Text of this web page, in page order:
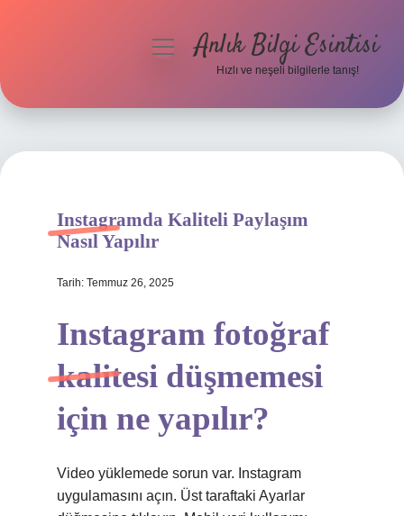
Hakkımızda
menüyüAnlık Bilgi Esintisi
Hızlı ve neşeli bilgilerle tanış!
Instagramda Kaliteli Paylaşım
Nasıl Yapılır
Tarih: Temmuz 26, 2025
Instagram fotoğraf
kalitesi düşmemesi
için ne yapılır?
Video yüklemede sorun var. Instagram
uygulamasını açın. Üst taraftaki Ayarlar